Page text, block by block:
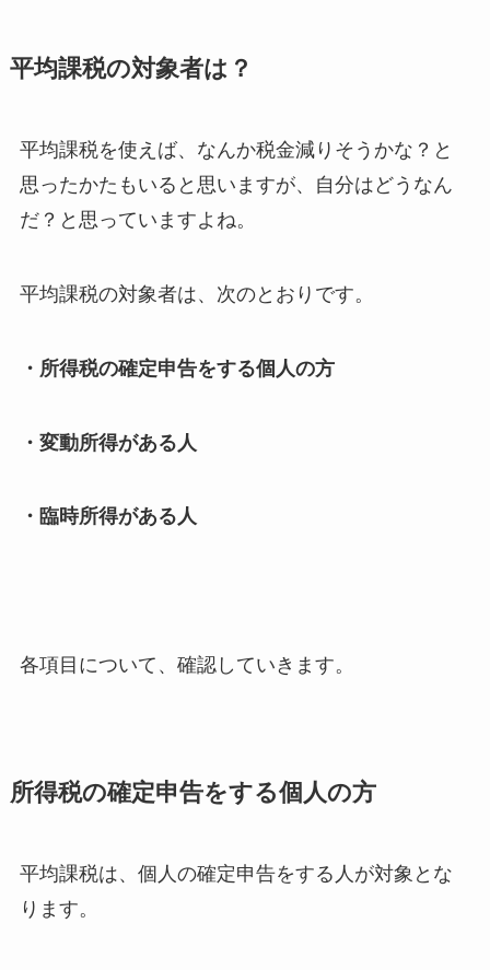
平均課税の対象者は？
平均課税を使えば、なんか税金減りそうかな？と
思ったかたもいると思いますが、自分はどうなん
だ？と思っていますよね。
平均課税の対象者は、次のとおりです。
・所得税の確定申告をする個人の方
・変動所得がある人
・臨時所得がある人
各項目について、確認していきます。
所得税の確定申告をする個人の方
平均課税は、個人の確定申告をする人が対象とな
ります。